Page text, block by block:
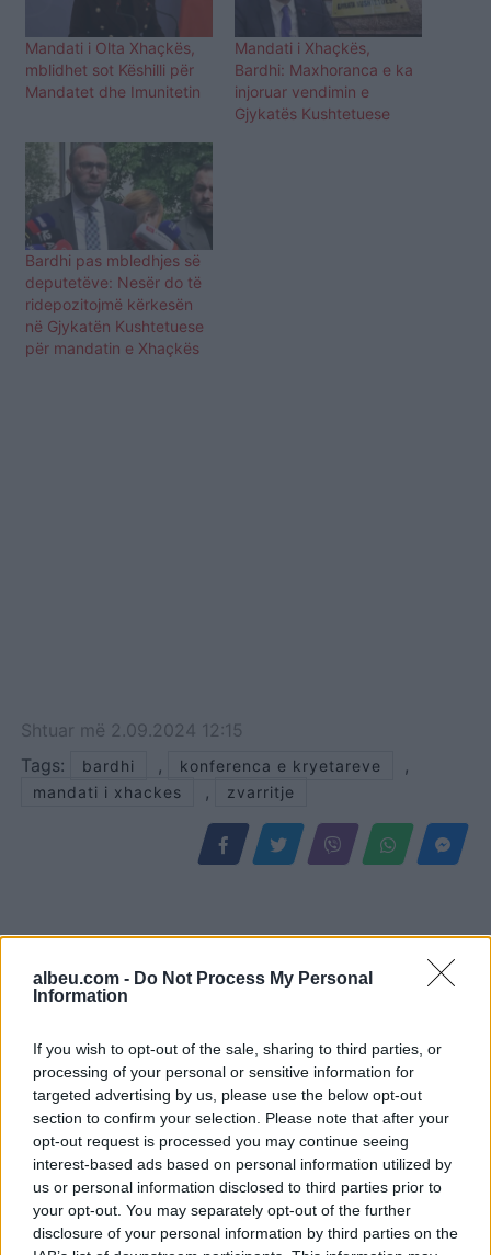
albeu.com - Do Not Process My Personal
Information
If you wish to opt-out of the sale, sharing to third parties, or
processing of your personal or sensitive information for
targeted advertising by us, please use the below opt-out
section to confirm your selection. Please note that after your
opt-out request is processed you may continue seeing
interest-based ads based on personal information utilized by
us or personal information disclosed to third parties prior to
your opt-out. You may separately opt-out of the further
disclosure of your personal information by third parties on the
Mandati i Olta Xhaçkës,
mblidhet sot Këshilli për
Mandatet dhe Imunitetin
Mandati i Xhaçkës,
Bardhi: Maxhoranca e ka
injoruar vendimin e
Gjykatës Kushtetuese
Bardhi pas mbledhjes së
deputetëve: Nesër do të
ridepozitojmë kërkesën
në Gjykatën Kushtetuese
për mandatin e Xhaçkës
Shtuar më 2.09.2024 12:15
Tags:
bardhi , konferenca e kryetareve ,
mandati i xhackes , zvarritje
Durrës/ 40-vjeçari humb
ndjenjat në kantierin e
ndërtimit dhe ndërron jetë
në spital
Aksident i trefishtë në
rrugën Sarandë-Ksamil,
njëri nga të plagosurit
dërgohet në spitalin e
Traumës në Tiranë